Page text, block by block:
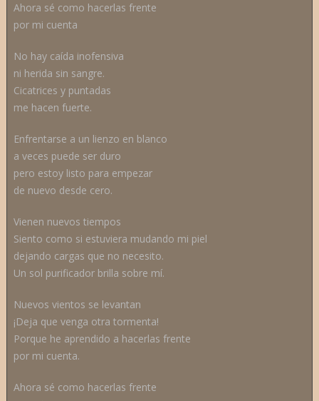
Ahora sé como hacerlas frente
por mi cuenta
No hay caída inofensiva
ni herida sin sangre.
Cicatrices y puntadas
me hacen fuerte.
Enfrentarse a un lienzo en blanco
a veces puede ser duro
pero estoy listo para empezar
de nuevo desde cero.
Vienen nuevos tiempos
Siento como si estuviera mudando mi piel
dejando cargas que no necesito.
Un sol purificador brilla sobre mí.
Nuevos vientos se levantan
¡Deja que venga otra tormenta!
Porque he aprendido a hacerlas frente
por mi cuenta.
Ahora sé como hacerlas frente